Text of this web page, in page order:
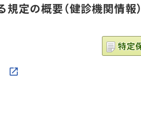
定の概要（健診機関情報）